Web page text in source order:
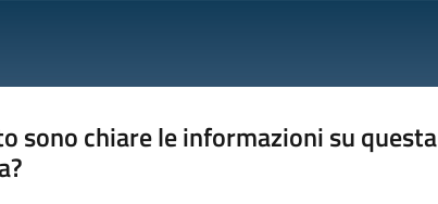
sono chiare le informazioni su questa